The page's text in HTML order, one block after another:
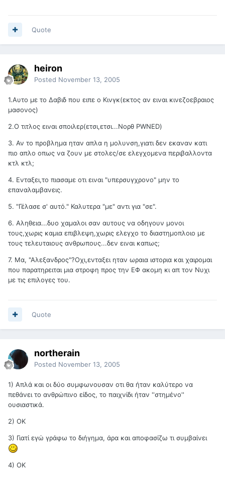
Quote
heiron
Posted November 13, 2005
1.Αυτο με το Δαβιδ που ειπε ο Κινγκ(εκτος αν ειναι κινεζοεβραιος
μασονος)
2.Ο τιτλος ειναι σποιλερ(ετσι,ετσι...Νορθ PWNED)
3. Αν το προβλημα ηταν απλα η μολυνση,γιατι δεν εκαναν κατι
πιο απλο οπως να ζουν με στολες/σε ελεγχομενα περιβαλλοντα
κτλ κτλ;
4. Ενταξει,το πιασαμε οτι ειναι "υπερσυγχρονο" μην το
επαναλαμβανεις.
5. "Γέλασε σ' αυτό." Καλυτερα "με" αντι για "σε".
6. Αληθεια...δυο χαμαλοι σαν αυτους να οδηγουν μονοι
τους,χωρις καμια επιβλεψη,χωρις ελεγχο το διαστημοπλοιο με
τους τελευταιους ανθρωπους...δεν ειναι καπως;
7. Μα, "Αλεξανδρος"?Οχι,ενταξει ηταν ωραια ιστορια και χαιρομαι
που παρατηρειται μια στροφη προς την ΕΦ ακομη κι απ τον Νυχι
με τις επιλογες του.
Quote
northerain
Posted November 13, 2005
1) Απλά και οι δύο συμφωνουσαν οτι θα ήταν καλύτερο να
πεθάνει το ανθρώπινο είδος, το παιχνίδι ήταν ''στημένο''
ουσιαστικά.
2) ΟΚ
3) Γιατί εγώ γράφω το διήγημα, άρα και αποφασίζω τι συμβαίνει
4) ΟΚ